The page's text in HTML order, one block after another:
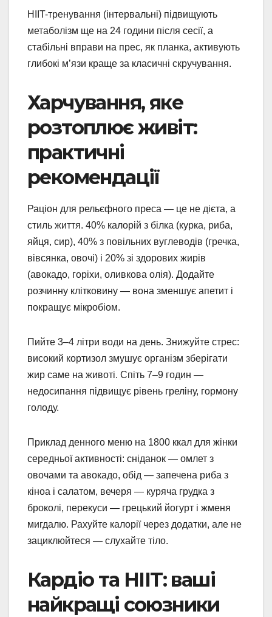
HIIT-тренування (інтервальні) підвищують
метаболізм ще на 24 години після сесії, а
стабільні вправи на прес, як планка, активують
глибокі м’язи краще за класичні скручування.
Харчування, яке
розтоплює живіт:
практичні
рекомендації
Раціон для рельєфного преса — це не дієта, а
стиль життя. 40% калорій з білка (курка, риба,
яйця, сир), 40% з повільних вуглеводів (гречка,
вівсянка, овочі) і 20% зі здорових жирів
(авокадо, горіхи, оливкова олія). Додайте
розчинну клітковину — вона зменшує апетит і
покращує мікробіом.
Пийте 3–4 літри води на день. Знижуйте стрес:
високий кортизол змушує організм зберігати
жир саме на животі. Спіть 7–9 годин —
недосипання підвищує рівень греліну, гормону
голоду.
Приклад денного меню на 1800 ккал для жінки
середньої активності: сніданок — омлет з
овочами та авокадо, обід — запечена риба з
кіноа і салатом, вечеря — куряча грудка з
броколі, перекуси — грецький йогурт і жменя
мигдалю. Рахуйте калорії через додатки, але не
зациклюйтеся — слухайте тіло.
Кардіо та HIIT: ваші
найкращі союзники